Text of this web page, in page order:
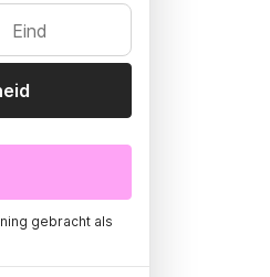
Eind
gebracht als